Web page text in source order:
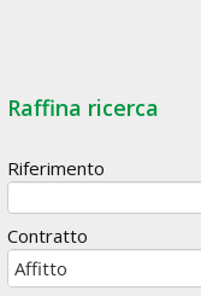
Raffina ricerca
Riferimento
Contratto